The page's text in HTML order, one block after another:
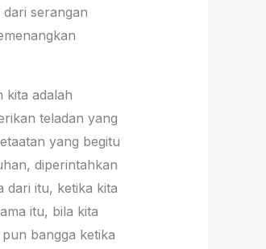
serangan
kita adalah
teladan yang
yang begitu
diperintahkan
dari itu, ketika kita
itu, bila kita
bangga ketika